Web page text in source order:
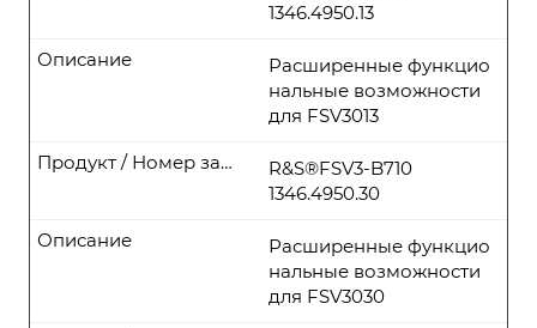
1346.4950.13
Расширенные функцио
нальные возможности
для FSV3013
Описание
R&S®FSV3-B710
1346.4950.30
Продукт / Номер заказа
Расширенные функцио
нальные возможности
для FSV3030
Описание